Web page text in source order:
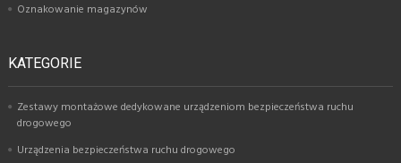
Oznakowanie magazynów
KATEGORIE
Zestawy montażowe dedykowane urządzeniom bezpieczeństwa ruchu
drogowego
Urządzenia bezpieczeństwa ruchu drogowego